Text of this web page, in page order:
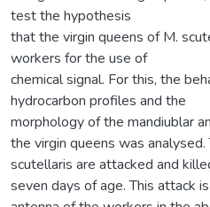
test the hypothesis
that the virgin queens of M.
workers for the use of
chemical signal. For this, the
hydrocarbon profiles and the
morphology of the mandiublar
the virgin queens was
scutellaris are attacked and
seven days of age. This attack